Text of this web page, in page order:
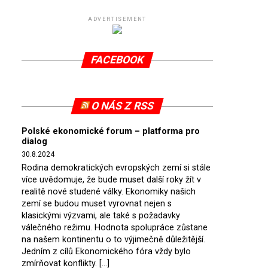
ADVERTISEMENT
FACEBOOK
O NÁS Z RSS
Polské ekonomické forum – platforma pro
dialog
30.8.2024
Rodina demokratických evropských zemí si stále
více uvědomuje, že bude muset další roky žít v
realitě nové studené války. Ekonomiky našich
zemí se budou muset vyrovnat nejen s
klasickými výzvami, ale také s požadavky
válečného režimu. Hodnota spolupráce zůstane
na našem kontinentu o to výjimečně důležitější.
Jedním z cílů Ekonomického fóra vždy bylo
zmírňovat konflikty. […]